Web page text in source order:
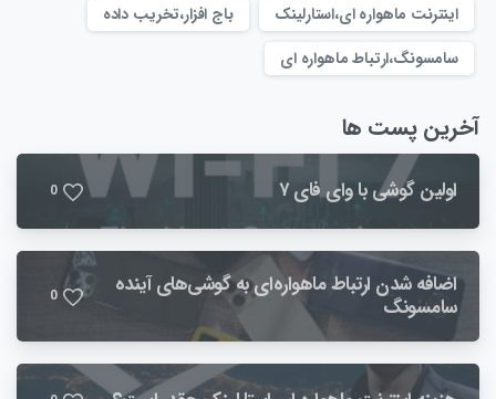
اینترنت ماهواره ای،استارلینک
باج افزار،تخریب داده
سامسونگ،ارتباط ماهواره ای
آخرین پست ها
اولین گوشی با وای فای ۷ 0
اضافه شدن ارتباط ماهواره‌ای به گوشی‌های آینده‌
سامسونگ 0